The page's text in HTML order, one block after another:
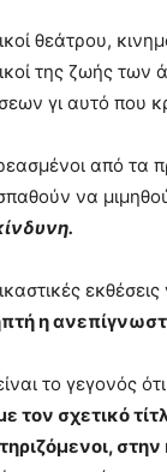
θεάτρου,
της ζωής των
γι αυτό που
από τα
να
η
το γεγονός
τον σχετικό